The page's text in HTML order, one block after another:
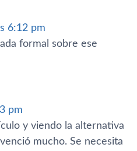
6:12 pm
formal sobre ese
pm
y viendo la alternativa
mucho. Se necesita